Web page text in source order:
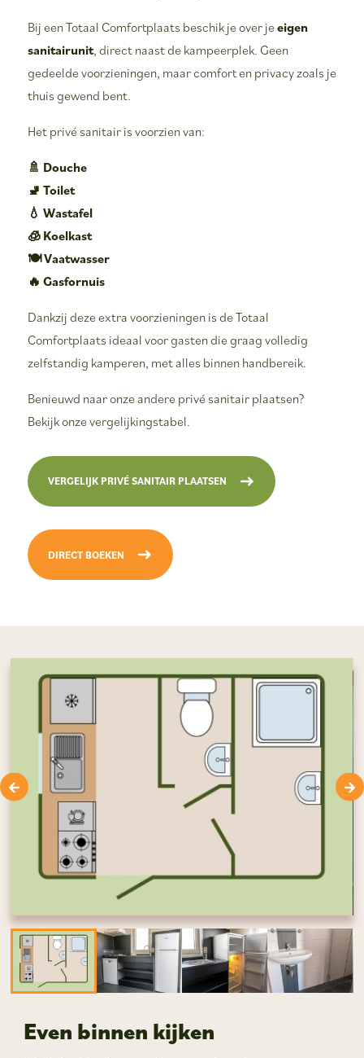
Bij een Totaal Comfortplaats beschik je over jeeigen
sanitairunit, direct naast de kampeerplek. Geen
gedeelde voorzieningen, maar comfort en privacy zoals je
thuis gewend bent.
Het privé sanitair is voorzien van:
🚿 Douche
🚽 Toilet
💧 Wastafel
🧊 Koelkast
🍽️ Vaatwasser
🔥 Gasfornuis
Dankzij deze extra voorzieningen is de Totaal
Comfortplaats ideaal voor gasten die graag volledig
zelfstandig kamperen, met alles binnen handbereik.
Benieuwd naar onze andere privé sanitair plaatsen?
Bekijk onze vergelijkingstabel.
VERGELIJK PRIVÉ SANITAIR PLAATSEN
DIRECT BOEKEN
Even binnen kijken